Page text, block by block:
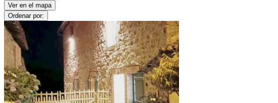
Ver en el mapa
Ordenar por: